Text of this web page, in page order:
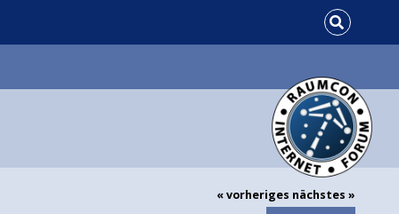
« vorheriges nächstes »